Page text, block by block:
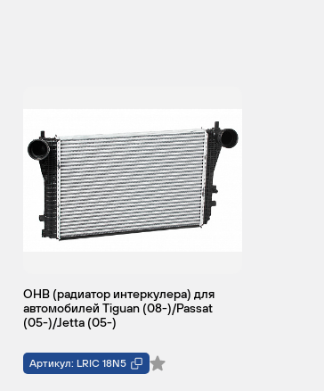
ОНВ (радиатор интеркулера) для
автомобилей Tiguan (08-)/Passat
(05-)/Jetta (05-)
Артикул: LRIC 18N5